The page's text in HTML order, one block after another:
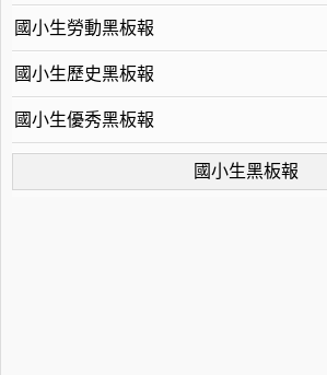
國小生勞動黑板報
國小生歷史黑板報
國小生優秀黑板報
國小生黑板報